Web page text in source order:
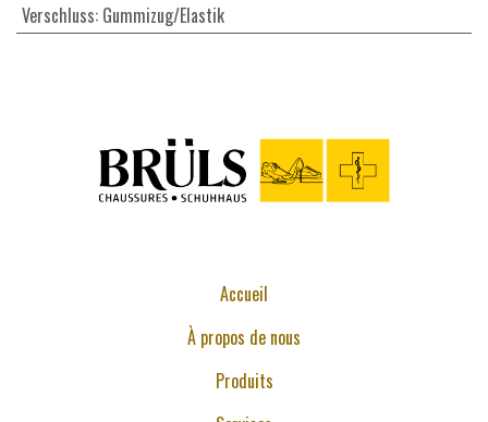
Verschluss: Gummizug/Elastik
Accueil
À propos de nous
Produits